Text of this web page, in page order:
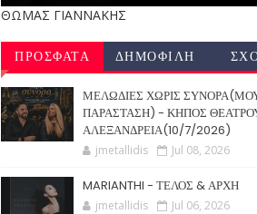
ΘΩΜΑΣ ΓΙΑΝΝΑΚΗΣ
ΠΡΟΣΦΑΤΑ ΔΗΜΟΦΙΛΗ
ΜΕΛΩΔΙΕΣ ΧΩΡΙΣ
ΠΑΡΑΣΤΑΣΗ) - ΚΗΠΟΣ
ΑΛΕΞΑΝΔΡΕΙΑ(10/7/2026)
jmetallidis Jul 08, 2026
MARIANTHI - ΤΕΛΟΣ & ΑΡΧΗ
jmetallidis Jul 06, 2026